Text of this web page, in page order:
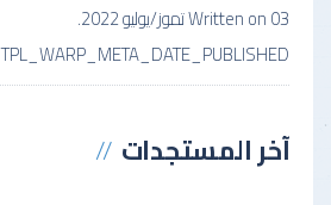
Written on03 تموز/يوليو 2022
.
TPL_WARP_META_DATE_PUBLISHED
آخرالمستجدات